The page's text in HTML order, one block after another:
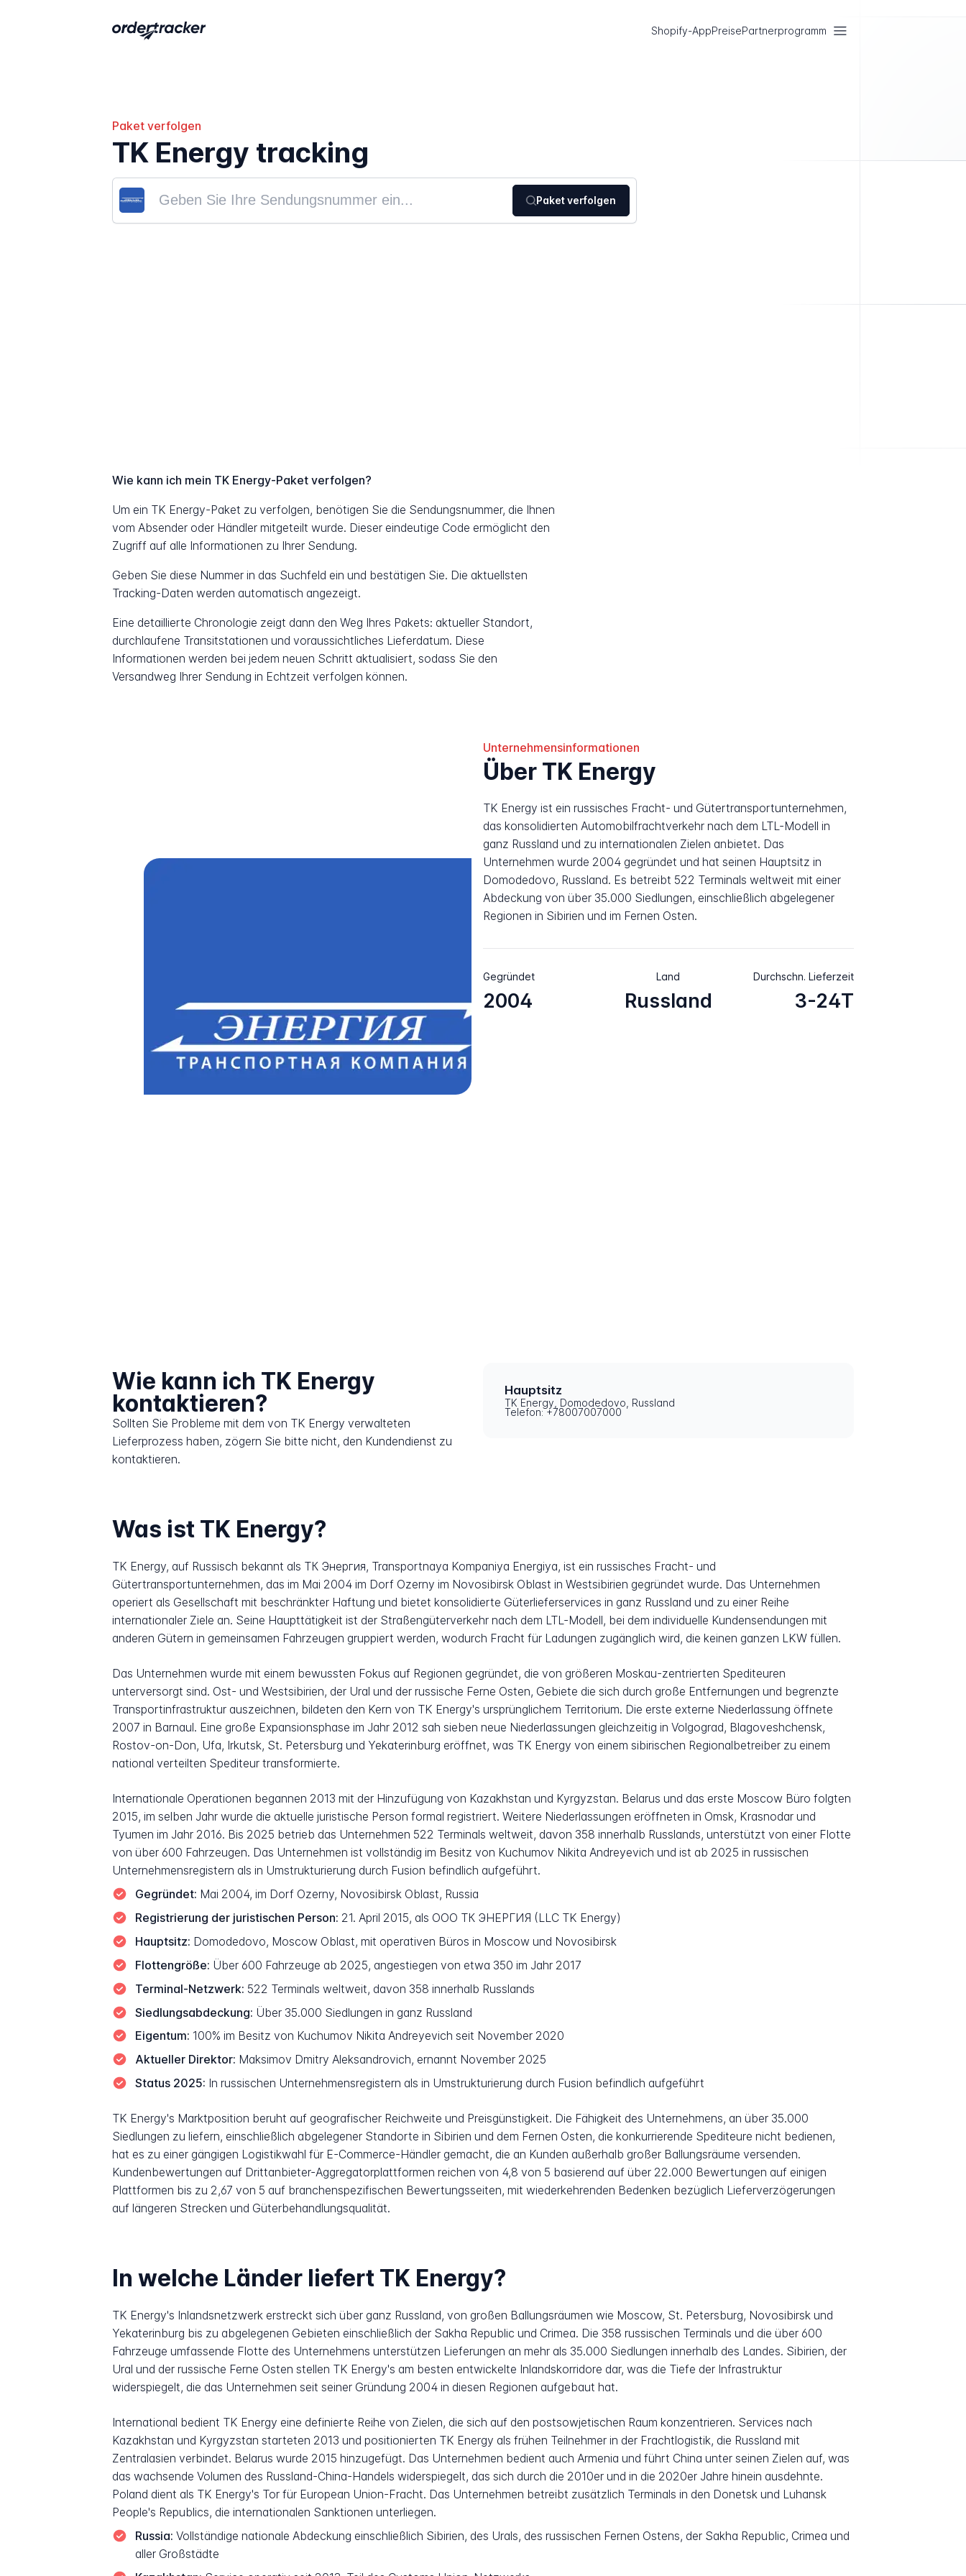
Shopify-AppPreisePartnerprogramm
Paket verfolgen
TK Energy tracking
Paket verfolgen
Wie kann ich mein TK Energy-Paket verfolgen?
Um ein TK Energy-Paket zu verfolgen, benötigen Sie die Sendungsnummer, die Ihnen
vom Absender oder Händler mitgeteilt wurde. Dieser eindeutige Code ermöglicht den
Zugriff auf alle Informationen zu Ihrer Sendung.
Geben Sie diese Nummer in das Suchfeld ein und bestätigen Sie. Die aktuellsten
Tracking-Daten werden automatisch angezeigt.
Eine detaillierte Chronologie zeigt dann den Weg Ihres Pakets: aktueller Standort,
durchlaufene Transitstationen und voraussichtliches Lieferdatum. Diese
Informationen werden bei jedem neuen Schritt aktualisiert, sodass Sie den
Versandweg Ihrer Sendung in Echtzeit verfolgen können.
Unternehmensinformationen
Über TK Energy
TK Energy ist ein russisches Fracht- und Gütertransportunternehmen,
das konsolidierten Automobilfrachtverkehr nach dem LTL-Modell in
ganz Russland und zu internationalen Zielen anbietet. Das
Unternehmen wurde 2004 gegründet und hat seinen Hauptsitz in
Domodedovo, Russland. Es betreibt 522 Terminals weltweit mit einer
Abdeckung von über 35.000 Siedlungen, einschließlich abgelegener
Regionen in Sibirien und im Fernen Osten.
Gegründet
2004
Land
Russland
Durchschn. Lieferzeit
3-24T
Wie kann ich TK Energy
kontaktieren?
Sollten Sie Probleme mit dem von TK Energy verwalteten
Lieferprozess haben, zögern Sie bitte nicht, den Kundendienst zu
kontaktieren.
Hauptsitz
TK Energy, Domodedovo, Russland
Telefon: +78007007000
Was ist TK Energy?
TK Energy, auf Russisch bekannt als ТК Энергия, Transportnaya Kompaniya Energiya, ist ein russisches Fracht- und
Gütertransportunternehmen, das im Mai 2004 im Dorf Ozerny im Novosibirsk Oblast in Westsibirien gegründet wurde. Das Unternehmen
operiert als Gesellschaft mit beschränkter Haftung und bietet konsolidierte Güterlieferservices in ganz Russland und zu einer Reihe
internationaler Ziele an. Seine Haupttätigkeit ist der Straßengüterverkehr nach dem LTL-Modell, bei dem individuelle Kundensendungen mit
anderen Gütern in gemeinsamen Fahrzeugen gruppiert werden, wodurch Fracht für Ladungen zugänglich wird, die keinen ganzen LKW füllen.
Das Unternehmen wurde mit einem bewussten Fokus auf Regionen gegründet, die von größeren Moskau-zentrierten Spediteuren
unterversorgt sind. Ost- und Westsibirien, der Ural und der russische Ferne Osten, Gebiete die sich durch große Entfernungen und begrenzte
Transportinfrastruktur auszeichnen, bildeten den Kern von TK Energy's ursprünglichem Territorium. Die erste externe Niederlassung öffnete
2007 in Barnaul. Eine große Expansionsphase im Jahr 2012 sah sieben neue Niederlassungen gleichzeitig in Volgograd, Blagoveshchensk,
Rostov-on-Don, Ufa, Irkutsk, St. Petersburg und Yekaterinburg eröffnet, was TK Energy von einem sibirischen Regionalbetreiber zu einem
national verteilten Spediteur transformierte.
Internationale Operationen begannen 2013 mit der Hinzufügung von Kazakhstan und Kyrgyzstan. Belarus und das erste Moscow Büro folgten
2015, im selben Jahr wurde die aktuelle juristische Person formal registriert. Weitere Niederlassungen eröffneten in Omsk, Krasnodar und
Tyumen im Jahr 2016. Bis 2025 betrieb das Unternehmen 522 Terminals weltweit, davon 358 innerhalb Russlands, unterstützt von einer Flotte
von über 600 Fahrzeugen. Das Unternehmen ist vollständig im Besitz von Kuchumov Nikita Andreyevich und ist ab 2025 in russischen
Unternehmensregistern als in Umstrukturierung durch Fusion befindlich aufgeführt.
Gegründet: Mai 2004, im Dorf Ozerny, Novosibirsk Oblast, Russia
Registrierung der juristischen Person: 21. April 2015, als ООО ТК ЭНЕРГИЯ (LLC TK Energy)
Hauptsitz: Domodedovo, Moscow Oblast, mit operativen Büros in Moscow und Novosibirsk
Flottengröße: Über 600 Fahrzeuge ab 2025, angestiegen von etwa 350 im Jahr 2017
Terminal-Netzwerk: 522 Terminals weltweit, davon 358 innerhalb Russlands
Siedlungsabdeckung: Über 35.000 Siedlungen in ganz Russland
Eigentum: 100% im Besitz von Kuchumov Nikita Andreyevich seit November 2020
Aktueller Direktor: Maksimov Dmitry Aleksandrovich, ernannt November 2025
Status 2025: In russischen Unternehmensregistern als in Umstrukturierung durch Fusion befindlich aufgeführt
TK Energy's Marktposition beruht auf geografischer Reichweite und Preisgünstigkeit. Die Fähigkeit des Unternehmens, an über 35.000
Siedlungen zu liefern, einschließlich abgelegener Standorte in Sibirien und dem Fernen Osten, die konkurrierende Spediteure nicht bedienen,
hat es zu einer gängigen Logistikwahl für E-Commerce-Händler gemacht, die an Kunden außerhalb großer Ballungsräume versenden.
Kundenbewertungen auf Drittanbieter-Aggregatorplattformen reichen von 4,8 von 5 basierend auf über 22.000 Bewertungen auf einigen
Plattformen bis zu 2,67 von 5 auf branchenspezifischen Bewertungsseiten, mit wiederkehrenden Bedenken bezüglich Lieferverzögerungen
auf längeren Strecken und Güterbehandlungsqualität.
In welche Länder liefert TK Energy?
TK Energy's Inlandsnetzwerk erstreckt sich über ganz Russland, von großen Ballungsräumen wie Moscow, St. Petersburg, Novosibirsk und
Yekaterinburg bis zu abgelegenen Gebieten einschließlich der Sakha Republic und Crimea. Die 358 russischen Terminals und die über 600
Fahrzeuge umfassende Flotte des Unternehmens unterstützen Lieferungen an mehr als 35.000 Siedlungen innerhalb des Landes. Sibirien, der
Ural und der russische Ferne Osten stellen TK Energy's am besten entwickelte Inlandskorridore dar, was die Tiefe der Infrastruktur
widerspiegelt, die das Unternehmen seit seiner Gründung 2004 in diesen Regionen aufgebaut hat.
International bedient TK Energy eine definierte Reihe von Zielen, die sich auf den postsowjetischen Raum konzentrieren. Services nach
Kazakhstan und Kyrgyzstan starteten 2013 und positionierten TK Energy als frühen Teilnehmer in der Frachtlogistik, die Russland mit
Zentralasien verbindet. Belarus wurde 2015 hinzugefügt. Das Unternehmen bedient auch Armenia und führt China unter seinen Zielen auf, was
das wachsende Volumen des Russland-China-Handels widerspiegelt, das sich durch die 2010er und in die 2020er Jahre hinein ausdehnte.
Poland dient als TK Energy's Tor für European Union-Fracht. Das Unternehmen betreibt zusätzlich Terminals in den Donetsk und Luhansk
People's Republics, die internationalen Sanktionen unterliegen.
Russia: Vollständige nationale Abdeckung einschließlich Sibirien, des Urals, des russischen Fernen Ostens, der Sakha Republic, Crimea und
aller Großstädte